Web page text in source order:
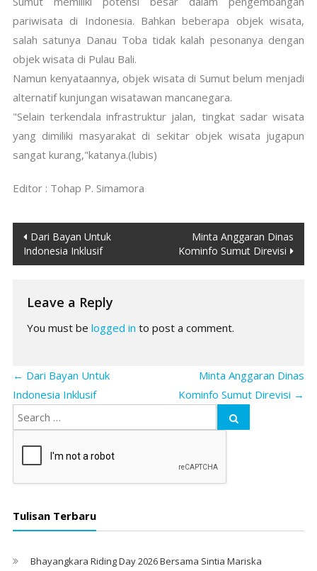
pariwisata di Indonesia. Bahkan beberapa objek wisata,
salah satunya Danau Toba tidak kalah pesonanya dengan
objek wisata di Pulau Bali.
Namun kenyataannya, objek wisata di Sumut belum menjadi
alternatif kunjungan wisatawan mancanegara.
"Selain terkendala infrastruktur jalan, tingkat sadar wisata
yang dimiliki masyarakat di sekitar objek wisata jugapun
sangat kurang,"katanya.(lubis)
Editor : Tohap P. Simamora
Post
navigation
Dari Bayan Untuk
Indonesia Inklusif
Minta Anggaran Dinas
Kominfo Sumut Direvisi
Leave a Reply
You must be logged in to post a comment.
← Dari Bayan Untuk
Indonesia Inklusif
Minta Anggaran Dinas
Kominfo Sumut Direvisi →
Tulisan Terbaru
Bhayangkara Riding Day 2026 Bersama Sintia Mariska